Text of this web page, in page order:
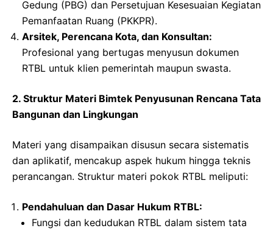
Gedung (PBG) dan Persetujuan Kesesuaian Kegiatan
Pemanfaatan Ruang (PKKPR).
Arsitek, Perencana Kota, dan Konsultan:
Profesional yang bertugas menyusun dokumen
RTBL untuk klien pemerintah maupun swasta.
2. Struktur Materi Bimtek Penyusunan Rencana Tata
Bangunan dan Lingkungan
Materi yang disampaikan disusun secara sistematis
dan aplikatif, mencakup aspek hukum hingga teknis
perancangan. Struktur materi pokok RTBL meliputi:
Pendahuluan dan Dasar Hukum RTBL:
Fungsi dan kedudukan RTBL dalam sistem tata